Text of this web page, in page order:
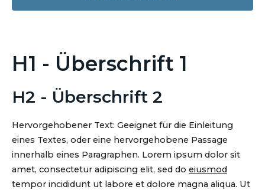
H1 - Überschrift 1
H2 - Überschrift 2
Hervorgehobener Text: Geeignet für die Einleitung
eines Textes, oder eine hervorgehobene Passage
innerhalb eines Paragraphen. Lorem ipsum dolor sit
amet, consectetur adipiscing elit, sed do eiusmod
tempor incididunt ut labore et dolore magna aliqua. Ut